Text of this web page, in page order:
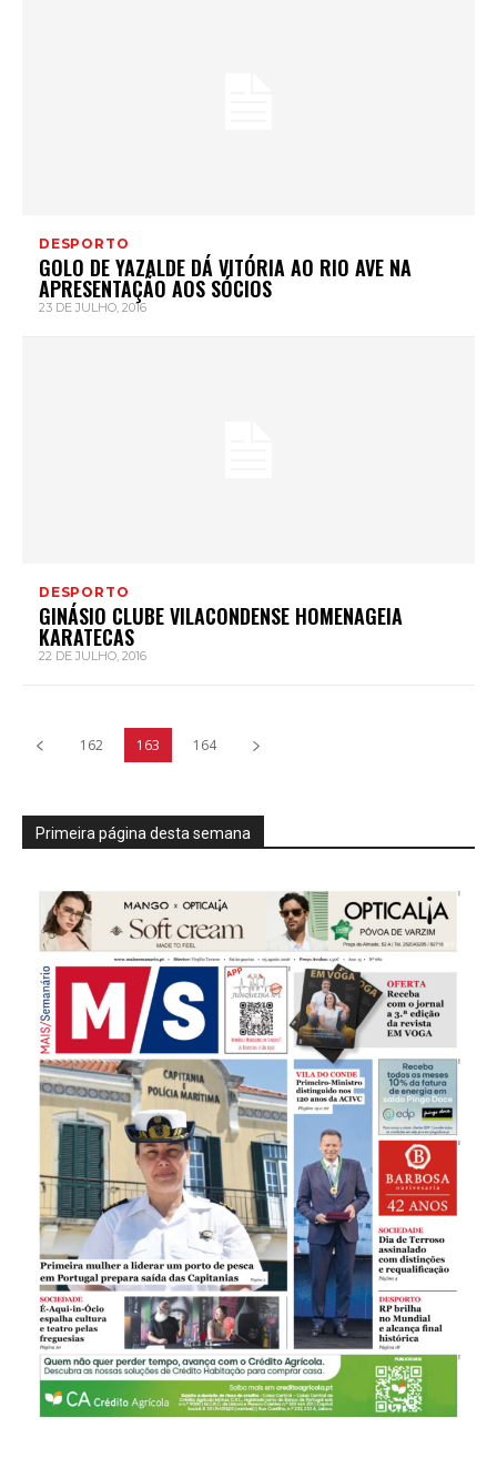
DESPORTO
GOLO DE YAZALDE DÁ VITÓRIA AO RIO AVE NA
APRESENTAÇÃO AOS SÓCIOS
23 DE JULHO, 2016
DESPORTO
GINÁSIO CLUBE VILACONDENSE HOMENAGEIA
KARATECAS
22 DE JULHO, 2016
162 163 164
Primeira página desta semana